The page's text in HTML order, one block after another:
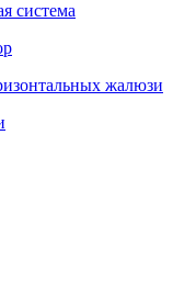
система
жалюзи